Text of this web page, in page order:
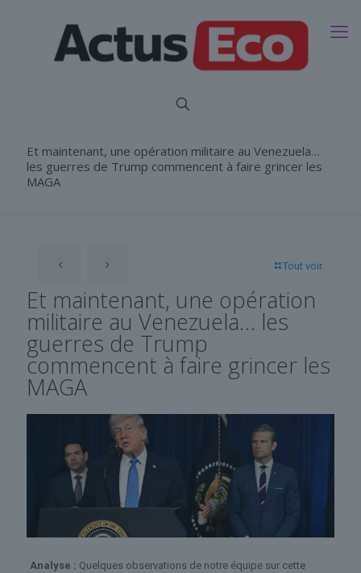
Et maintenant, une opération militaire au Venezuela…
les guerres de Trump commencent à faire grincer les
MAGA
Tout voir
Et maintenant, une opération
militaire au Venezuela… les
guerres de Trump
commencent à faire grincer les
MAGA
Analyse : Quelques observations de notre équipe sur cette